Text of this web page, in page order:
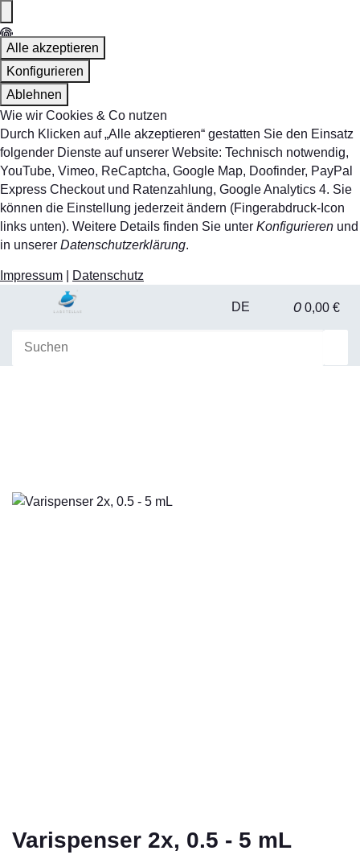
Alle akzeptieren
Konfigurieren
Ablehnen
Wie wir Cookies & Co nutzen
Durch Klicken auf „Alle akzeptieren“ gestatten Sie den Einsatz
folgender Dienste auf unserer Website: Technisch notwendig,
YouTube, Vimeo, ReCaptcha, Google Map, Doofinder, PayPal
Express Checkout und Ratenzahlung, Google Analytics 4. Sie
können die Einstellung jederzeit ändern (Fingerabdruck-Icon
links unten). Weitere Details finden Sie unter Konfigurieren und
in unserer Datenschutzerklärung.
Impressum Datenschutz
DE 0 0,00 €
Varispenser 2x, 0.5 - 5 mL